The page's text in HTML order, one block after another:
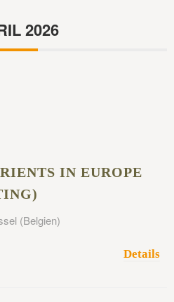
2026
IN EUROPE
(Belgien)
Details